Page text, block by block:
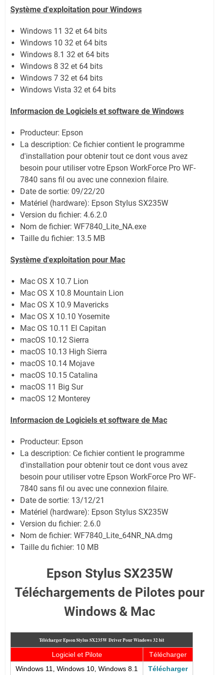
Système d'exploitation pour Windows
Windows 11 32 et 64 bits
Windows 10 32 et 64 bits
Windows 8.1 32 et 64 bits
Windows 8 32 et 64 bits
Windows 7 32 et 64 bits
Windows Vista 32 et 64 bits
Informacion de Logiciels et software de Windows
Producteur: Epson
La description: Ce fichier contient le programme
d'installation pour obtenir tout ce dont vous avez
besoin pour utiliser votre Epson WorkForce Pro WF-
7840 sans fil ou avec une connexion filaire.
Date de sortie: 09/22/20
Matériel (hardware): Epson Stylus SX235W
Version du fichier: 4.6.2.0
Nom de fichier: WF7840_Lite_NA.exe
Taille du fichier: 13.5 MB
Système d'exploitation pour Mac
Mac OS X 10.7 Lion
Mac OS X 10.8 Mountain Lion
Mac OS X 10.9 Mavericks
Mac OS X 10.10 Yosemite
Mac OS 10.11 El Capitan
macOS 10.12 Sierra
macOS 10.13 High Sierra
macOS 10.14 Mojave
macOS 10.15 Catalina
macOS 11 Big Sur
macOS 12 Monterey
Informacion de Logiciels et software de Mac
Producteur: Epson
La description: Ce fichier contient le programme
d'installation pour obtenir tout ce dont vous avez
besoin pour utiliser votre Epson WorkForce Pro WF-
7840 sans fil ou avec une connexion filaire.
Date de sortie: 13/12/21
Matériel (hardware): Epson Stylus SX235W
Version du fichier: 2.6.0
Nom de fichier: WF7840_Lite_64NR_NA.dmg
Taille du fichier: 10 MB
Epson Stylus SX235W
Téléchargements de Pilotes pour
Windows & Mac
Télécharger Epson Stylus SX235W Driver Pour Windows 32 bit
Logiciel et Pilote
Télécharger
Windows 11, Windows 10, Windows 8.1
Télécharger